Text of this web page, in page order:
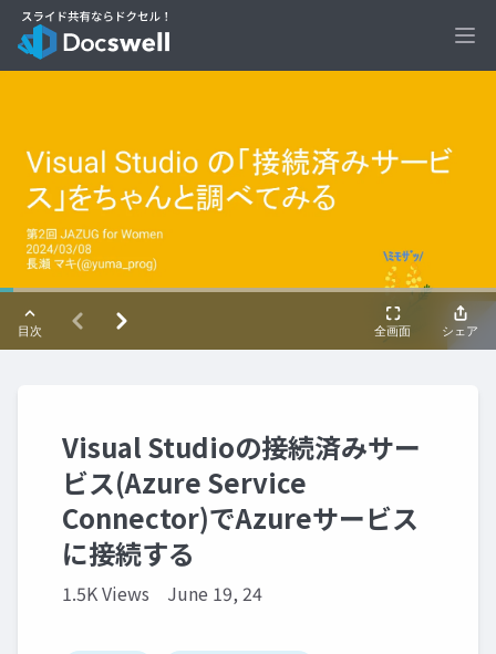
Visual Studioの接続済みサー
ビス(Azure Service
Connector)でAzureサービス
に接続する
1.5K Views June 19, 24